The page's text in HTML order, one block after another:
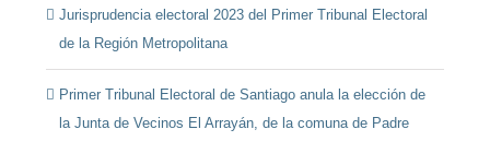
Jurisprudencia electoral 2023 del Primer Tribunal Electoral
de la Región Metropolitana
Primer Tribunal Electoral de Santiago anula la elección de
la Junta de Vecinos El Arrayán, de la comuna de Padre